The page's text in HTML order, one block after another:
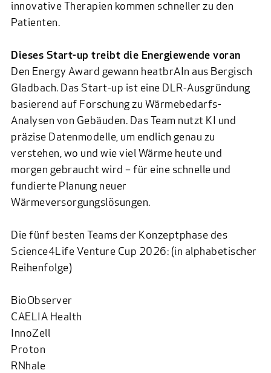
innovative Therapien kommen schneller zu den
Patienten.
Dieses Start-up treibt die Energiewende voran
Den Energy Award gewann heatbrAIn aus Bergisch
Gladbach. Das Start-up ist eine DLR-Ausgründung
basierend auf Forschung zu Wärmebedarfs-
Analysen von Gebäuden. Das Team nutzt KI und
präzise Datenmodelle, um endlich genau zu
verstehen, wo und wie viel Wärme heute und
morgen gebraucht wird – für eine schnelle und
fundierte Planung neuer
Wärmeversorgungslösungen.
Die fünf besten Teams der Konzeptphase des
Science4Life Venture Cup 2026: (in alphabetischer
Reihenfolge)
BioObserver
CAELIA Health
InnoZell
Proton
RNhale